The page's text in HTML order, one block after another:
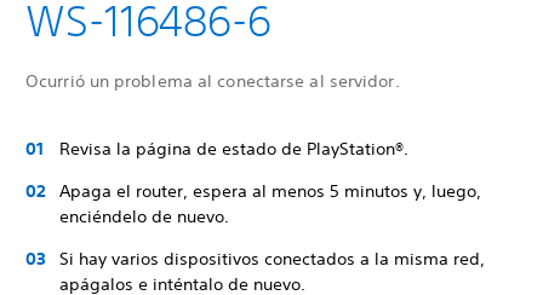
WS-116486-6
Ocurrió un problema al conectarse al servidor.
Revisa la página de estado de PlayStation®.
Apaga el router, espera al menos 5 minutos y, luego,
enciéndelo de nuevo.
Si hay varios dispositivos conectados a la misma red,
apágalos e inténtalo de nuevo.